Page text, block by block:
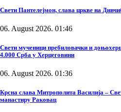
Свети Пантелејмон, слава цркве на
06. August 2026. 01:46
Свети мученици пребиловачки и
4.000 Срба у Херцеговини
06. August 2026. 01:36
Крсна слава Митрополита Василија –
манастиру Раковац